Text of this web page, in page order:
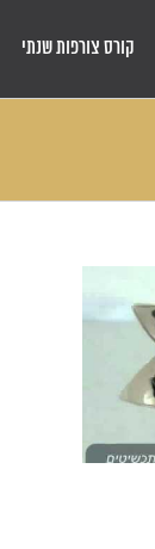
קורס צורפות שנתי